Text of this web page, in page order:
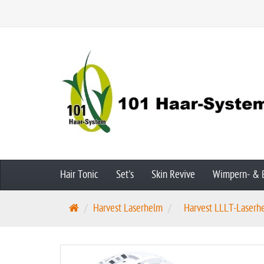
Hair Tonic Set's Skin Revive Wimpern- &
S
Harvest Laserhelm Harvest LLLT-